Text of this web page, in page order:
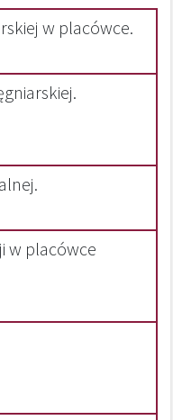
w placówce.
w placówce